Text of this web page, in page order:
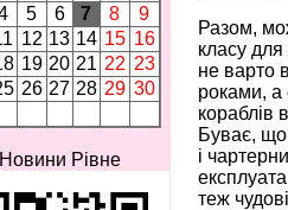
5 6 7 8
9
12 13 14 15 16
19 20 21 22 23
26 27 28 29 30
Новини Рівне
Разом,
класу
не варто
роками, а
кораблів
Буває, що
і
теж